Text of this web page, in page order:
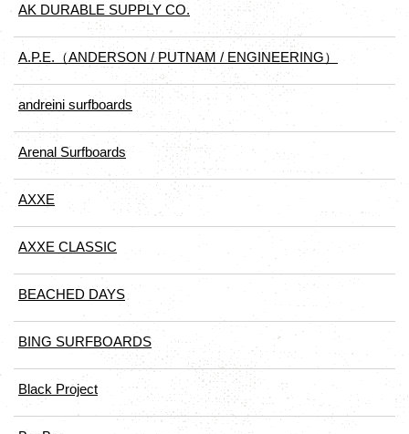
AK DURABLE SUPPLY CO.
A.P.E.（ANDERSON / PUTNAM / ENGINEERING）
andreini surfboards
Arenal Surfboards
AXXE
AXXE CLASSIC
BEACHED DAYS
BING SURFBOARDS
Black Project